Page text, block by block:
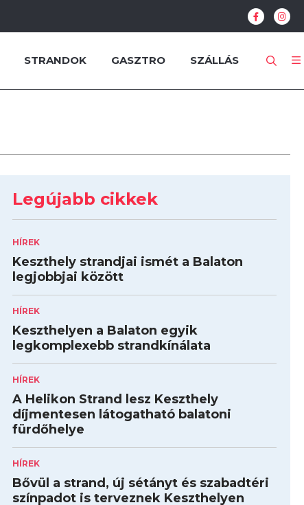
STRANDOK GASZTRO SZÁLLÁS
Legújabb cikkek
HÍREK
Keszthely strandjai ismét a Balaton
legjobbjai között
HÍREK
Keszthelyen a Balaton egyik
legkomplexebb strandkínálata
HÍREK
A Helikon Strand lesz Keszthely
díjmentesen látogatható balatoni
fürdőhelye
HÍREK
Bővül a strand, új sétányt és szabadtéri
színpadot is terveznek Keszthelyen